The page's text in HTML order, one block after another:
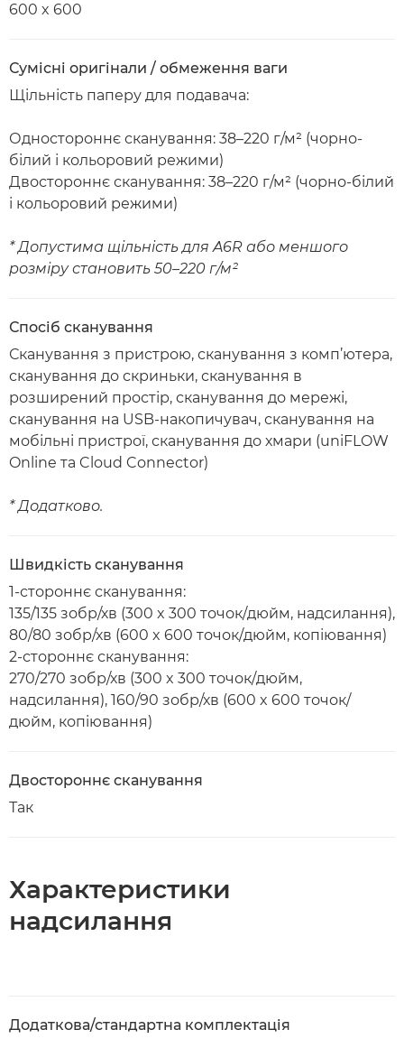
600 x 600
Сумісні оригінали / обмеження ваги
Щільність паперу для подавача:
Одностороннє сканування: 38–220 г/м² (чорно-
білий і кольоровий режими)
Двостороннє сканування: 38–220 г/м² (чорно-білий
і кольоровий режими)
* Допустима щільність для A6R або меншого
розміру становить 50–220 г/м²
Спосіб сканування
Сканування з пристрою, сканування з комп’ютера,
сканування до скриньки, сканування в
розширений простір, сканування до мережі,
сканування на USB-накопичувач, сканування на
мобільні пристрої, сканування до хмари (uniFLOW
Online та Cloud Connector)
* Додатково.
Швидкість сканування
1-стороннє сканування:
135/135 зобр/хв (300 x 300 точок/дюйм, надсилання),
80/80 зобр/хв (600 x 600 точок/дюйм, копіювання)
2-стороннє сканування:
270/270 зобр/хв (300 x 300 точок/дюйм,
надсилання), 160/90 зобр/хв (600 x 600 точок/
дюйм, копіювання)
Двостороннє сканування
Так
Характеристики
надсилання
Додаткова/стандартна комплектація